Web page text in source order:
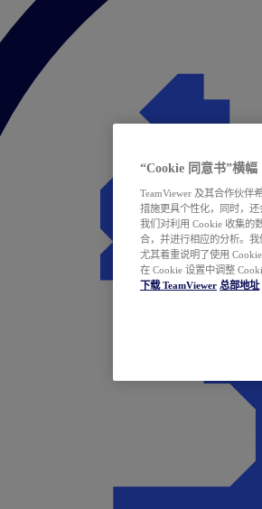
“Cookie 同意书”横幅
TeamViewer 及其合作伙伴
措施更具个性化，同时，
我们对利用 Cookie 收集的
合，并进行相应的分析。我
尤其着重说明了使用
在 Cookie 设置中调整
下载 TeamViewer 总部地址